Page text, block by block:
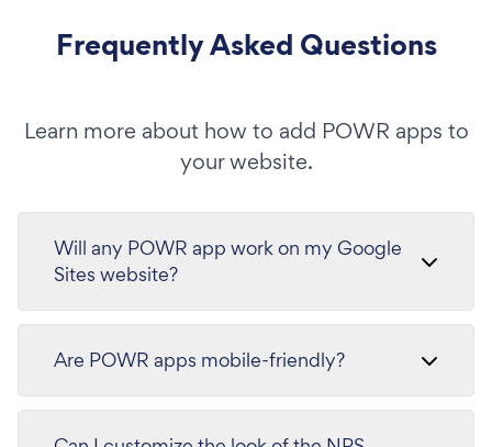
Frequently Asked Questions
Learn more about how to add POWR apps to
your website.
Will any POWR app work on my Google
Sites website?
Are POWR apps mobile-friendly?